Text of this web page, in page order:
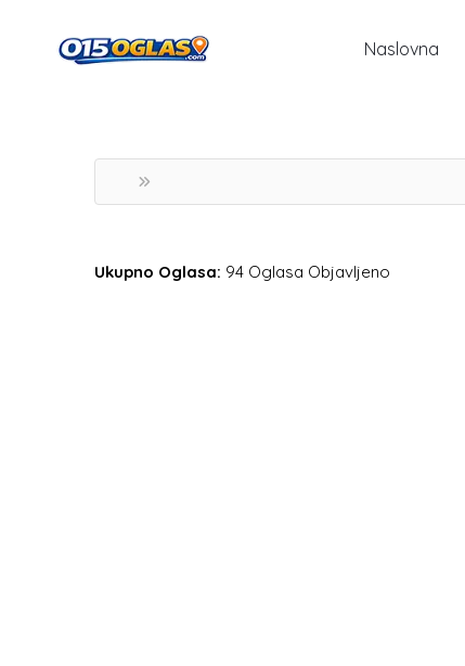
Naslovna
Ukupno Oglasa: 94 Oglasa Objavljeno